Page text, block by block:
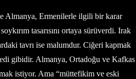
Almanya, Ermenilerle ilgili bir karar
tasarısını ortaya sürüverdi. Irak
tavrı ise malumdur. Ciğeri kapmak
gibidir. Almanya, Ortadoğu ve Kafkas
istiyor. Ama “müttefikim ve eski